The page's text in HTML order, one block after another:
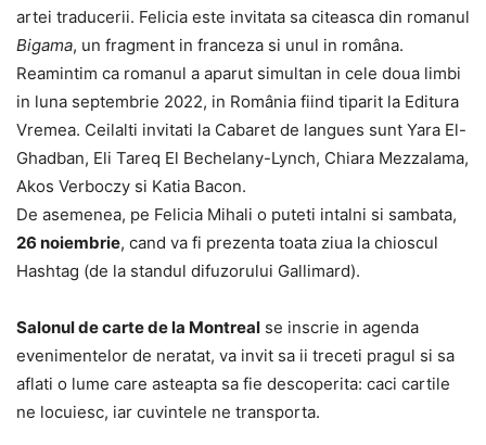
artei traducerii. Felicia este invitata sa citeasca din romanul
Bigama, un fragment in franceza si unul in româna.
Reamintim ca romanul a aparut simultan in cele doua limbi
in luna septembrie 2022, in România fiind tiparit la Editura
Vremea. Ceilalti invitati la Cabaret de langues sunt Yara El-
Ghadban, Eli Tareq El Bechelany-Lynch, Chiara Mezzalama,
Akos Verboczy si Katia Bacon.
De asemenea, pe Felicia Mihali o puteti intalni si sambata,
26 noiembrie, cand va fi prezenta toata ziua la chioscul
Hashtag (de la standul difuzorului Gallimard).
Salonul de carte de la Montreal se inscrie in agenda
evenimentelor de neratat, va invit sa ii treceti pragul si sa
aflati o lume care asteapta sa fie descoperita: caci cartile
ne locuiesc, iar cuvintele ne transporta.